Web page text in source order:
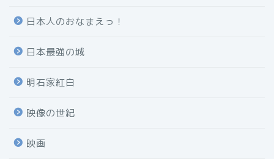
日本人のおなまえっ！
日本最強の城
明石家紅白
映像の世紀
映画